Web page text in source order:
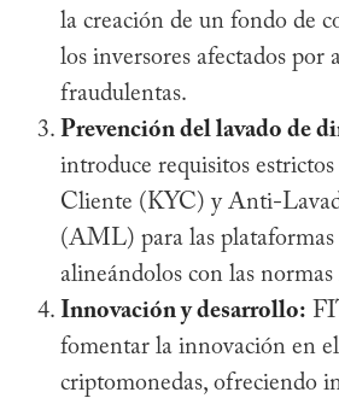
la creación de un fondo de
los inversores afectados por
fraudulentas.
Prevención del lavado de
introduce requisitos
Cliente (KYC) y Anti-
(AML) para las plataformas
alineándolos con las
Innovación y desarrollo:
fomentar la innovación en
criptomonedas, ofreciendo